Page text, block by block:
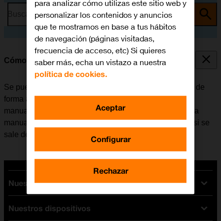
Busca por problema o tema
Cómo seleccionar una red
Se puede configurar el móvil para que busque una red de
forma automática o se puede seleccionar una red
manualmente. En caso de seleccionar una red de forma
manual, puede ocurrir que el móvil pierda la conexión si se
sale del área de cobertura de la red seleccionada.
Nuestras tarifas
Tarifas Orange
Nuestros dispositivos
para analizar cómo utilizas este sitio web y
personalizar los contenidos y anuncios
que te mostramos en base a tus hábitos
de navegación (páginas visitadas,
frecuencia de acceso, etc) Si quieres
saber más, echa un vistazo a nuestra
política de cookies.
Configurar
Rechazar
Aceptar